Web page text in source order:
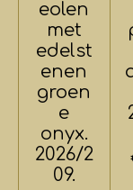
eolen
met
edelst
enen
groen
e
onyx.
2026/2
09.